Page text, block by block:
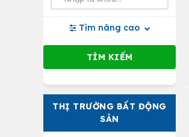
Tìm nâng cao
THỊ TRƯỜNG BẤT ĐỘNG
SẢN